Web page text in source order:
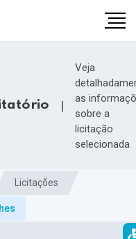
|
Veja
as
sobre a
licitação
selecionada
Licitações